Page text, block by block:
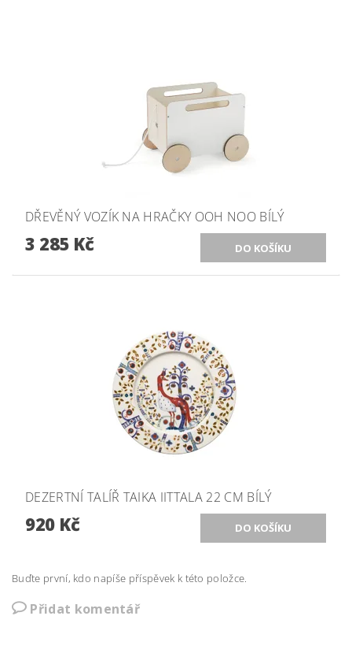
DŘEVĚNÝ VOZÍK NA HRAČKY OOH NOO BÍLÝ
3 285 Kč
DEZERTNÍ TALÍŘ TAIKA IITTALA 22 CM BÍLÝ
920 Kč
Buďte první, kdo napíše příspěvek k této položce.
Přidat komentář